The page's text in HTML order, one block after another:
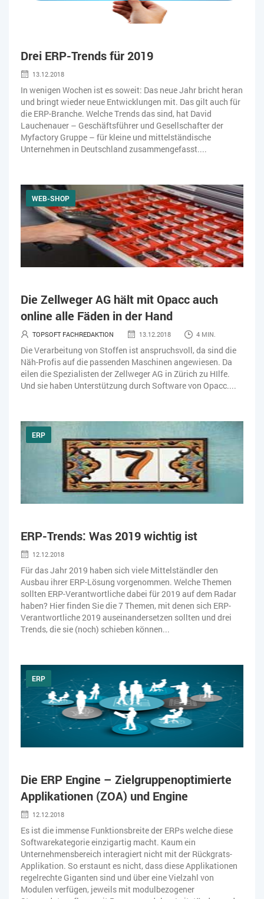
Drei ERP-Trends für 2019
13.12.2018
In wenigen Wochen ist es soweit: Das neue Jahr bricht heran
und bringt wieder neue Entwicklungen mit. Das gilt auch für
die ERP-Branche. Welche Trends das sind, hat David
Lauchenauer – Geschäftsführer und Gesellschafter der
Myfactory Gruppe – für kleine und mittelständische
Unternehmen in Deutschland zusammengefasst....
WEB-SHOP
Die Zellweger AG hält mit Opacc auch
online alle Fäden in der Hand
TOPSOFT FACHREDAKTION 13.12.2018 4 MIN.
Die Verarbeitung von Stoffen ist anspruchsvoll, da sind die
Näh-Profis auf die passenden Maschinen angewiesen. Da
eilen die Spezialisten der Zellweger AG in Zürich zu HIlfe.
Und sie haben Unterstützung durch Software von Opacc....
ERP
ERP-Trends: Was 2019 wichtig ist
12.12.2018
Für das Jahr 2019 haben sich viele Mittelständler den
Ausbau ihrer ERP-Lösung vorgenommen. Welche Themen
sollten ERP-Verantwortliche dabei für 2019 auf dem Radar
haben? Hier finden Sie die 7 Themen, mit denen sich ERP-
Verantwortliche 2019 auseinandersetzen sollten und drei
Trends, die sie (noch) schieben können...
ERP
Die ERP Engine – Zielgruppenoptimierte
Applikationen (ZOA) und Engine
12.12.2018
Es ist die immense Funktionsbreite der ERPs welche diese
Softwarekategorie einzigartig macht. Kaum ein
Unternehmensbereich interagiert nicht mit der Rückgrats-
Applikation. So erstaunt es nicht, dass diese Applikationen
regelrechte Giganten sind und über eine Vielzahl von
Modulen verfügen, jeweils mit modulbezogener